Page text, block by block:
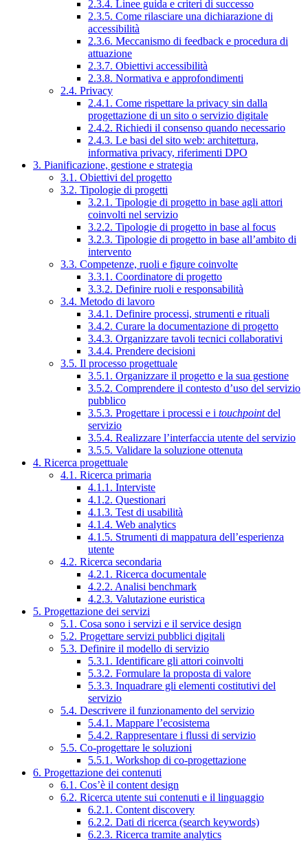
2.3.4. Linee guida e criteri di successo
2.3.5. Come rilasciare una dichiarazione di
accessibilità
2.3.6. Meccanismo di feedback e procedura di
attuazione
2.3.7. Obiettivi accessibilità
2.3.8. Normativa e approfondimenti
2.4. Privacy
2.4.1. Come rispettare la privacy sin dalla
progettazione di un sito o servizio digitale
2.4.2. Richiedi il consenso quando necessario
2.4.3. Le basi del sito web: architettura,
informativa privacy, riferimenti DPO
3. Pianificazione, gestione e strategia
3.1. Obiettivi del progetto
3.2. Tipologie di progetti
3.2.1. Tipologie di progetto in base agli attori
coinvolti nel servizio
3.2.2. Tipologie di progetto in base al focus
3.2.3. Tipologie di progetto in base all’ambito di
intervento
3.3. Competenze, ruoli e figure coinvolte
3.3.1. Coordinatore di progetto
3.3.2. Definire ruoli e responsabilità
3.4. Metodo di lavoro
3.4.1. Definire processi, strumenti e rituali
3.4.2. Curare la documentazione di progetto
3.4.3. Organizzare tavoli tecnici collaborativi
3.4.4. Prendere decisioni
3.5. Il processo progettuale
3.5.1. Organizzare il progetto e la sua gestione
3.5.2. Comprendere il contesto d’uso del servizio
pubblico
3.5.3. Progettare i processi e i touchpointdel
servizio
3.5.4. Realizzare l’interfaccia utente del servizio
3.5.5. Validare la soluzione ottenuta
4. Ricerca progettuale
4.1. Ricerca primaria
4.1.1. Interviste
4.1.2. Questionari
4.1.3. Test di usabilità
4.1.4. Web analytics
4.1.5. Strumenti di mappatura dell’esperienza
utente
4.2. Ricerca secondaria
4.2.1. Ricerca documentale
4.2.2. Analisi benchmark
4.2.3. Valutazione euristica
5. Progettazione dei servizi
5.1. Cosa sono i servizi e il service design
5.2. Progettare servizi pubblici digitali
5.3. Definire il modello di servizio
5.3.1. Identificare gli attori coinvolti
5.3.2. Formulare la proposta di valore
5.3.3. Inquadrare gli elementi costitutivi del
servizio
5.4. Descrivere il funzionamento del servizio
5.4.1. Mappare l’ecosistema
5.4.2. Rappresentare i flussi di servizio
5.5. Co-progettare le soluzioni
5.5.1. Workshop di co-progettazione
6. Progettazione dei contenuti
6.1. Cos’è il content design
6.2. Ricerca utente sui contenuti e il linguaggio
6.2.1. Content discovery
6.2.2. Dati di ricerca (search keywords)
6.2.3. Ricerca tramite analytics